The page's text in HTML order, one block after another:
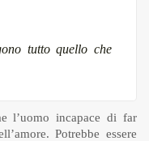
tutto quello che
l’uomo incapace di far
Potrebbe essere